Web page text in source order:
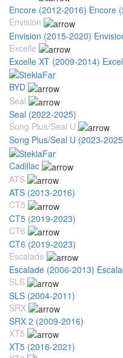
Encore (2012-2016) Encore
Envision
Envision (2015-2020)
Excelle
Excelle XT (2009-2014)
BYD
Seal
Seal (2022-2025)
Song Plus/Seal U
Song Plus/Seal U (2023-
Cadillac
ATS
ATS (2013-2016)
CT5
CT5 (2019-2023)
CT6
CT6 (2019-2023)
Escalade
Escalade (2006-2013)
SLS
SLS (2004-2011)
SRX
SRX 2 (2009-2016)
XT5
XT5 (2016-2021)